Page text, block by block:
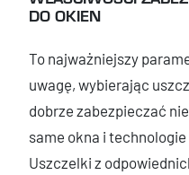
DO OKIEN
To najważniejszy
uwagę, wybierając
dobrze zabezpieczać
same okna i
Uszczelki z